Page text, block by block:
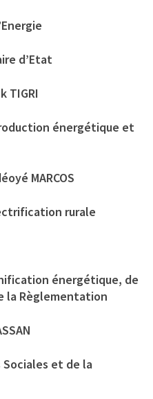
d’Etat
TIGRI
énergétique et
MARCOS
rurale
énergétique, de
la Règlementation
Sociales et de la